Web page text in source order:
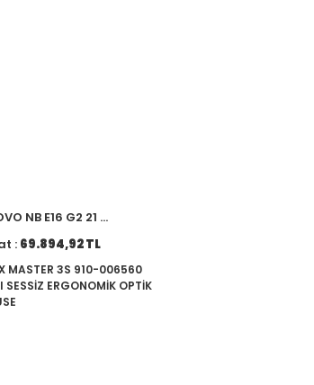
NB E16 G2 21 ...
: 69.894,92 TL